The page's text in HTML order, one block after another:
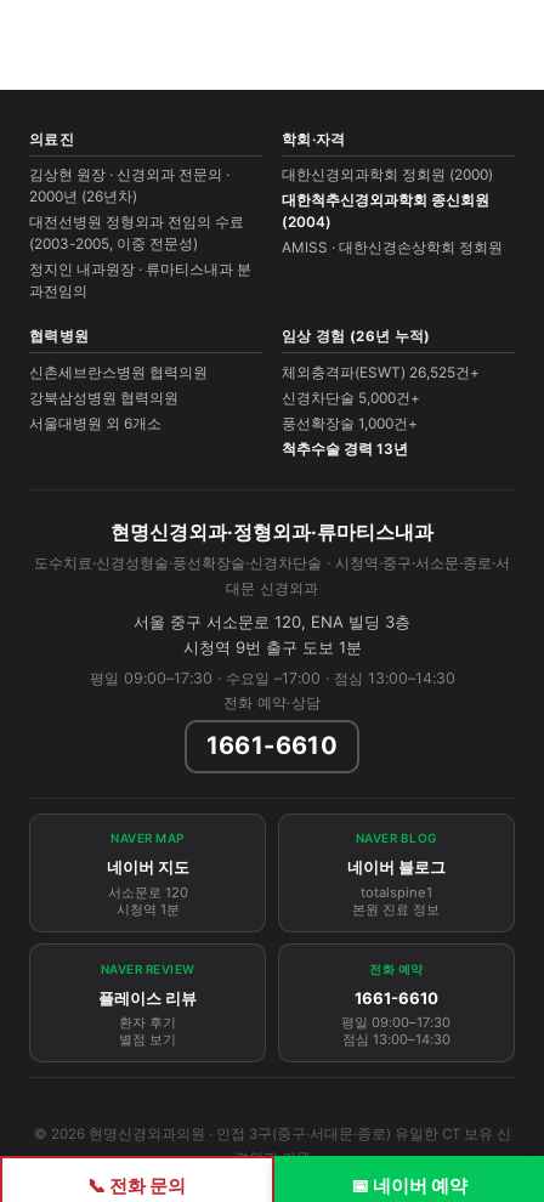
의료진
김상현 원장 · 신경외과 전문의 ·
2000년 (26년차)
대전선병원 정형외과 전임의 수료
(2003-2005, 이중 전문성)
정지인 내과원장 · 류마티스내과 분
과전임의
학회·자격
대한신경외과학회 정회원 (2000)
대한척추신경외과학회 종신회원
(2004)
AMISS · 대한신경손상학회 정회원
협력병원
신촌세브란스병원 협력의원
강북삼성병원 협력의원
서울대병원 외 6개소
임상 경험 (26년 누적)
체외충격파(ESWT) 26,525건+
신경차단술 5,000건+
풍선확장술 1,000건+
척추수술 경력 13년
현명신경외과·정형외과·류마티스내과
도수치료·신경성형술·풍선확장술·신경차단술 · 시청역·중구·서소문·종로·서
대문 신경외과
서울 중구 서소문로 120, ENA 빌딩 3층
시청역 9번 출구 도보 1분
평일 09:00–17:30 · 수요일 –17:00 · 점심 13:00–14:30
전화 예약·상담
1661-6610
NAVER MAP
네이버 지도
서소문로 120
시청역 1분
NAVER BLOG
네이버 블로그
totalspine1
본원 진료 정보
NAVER REVIEW
플레이스 리뷰
환자 후기
별점 보기
전화 예약
1661-6610
평일 09:00–17:30
점심 13:00–14:30
© 2026 현명신경외과의원 · 인접 3구(중구·서대문·종로) 유일한 CT 보유 신
경외과 의원
📞 전화 문의 📅 네이버 예약